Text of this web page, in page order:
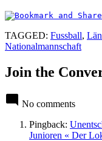
TAGGED: Fussball,
Nationalmannschaft
Join the
No comments
Pingback:
Junioren « Der